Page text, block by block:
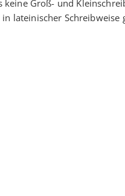
keine Groß- und
lateinischer Schreibweise